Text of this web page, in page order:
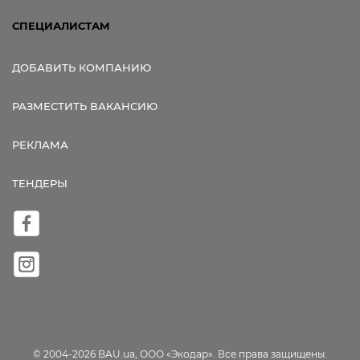
СПЕЦИАЛИСТАМ
ДОБАВИТЬ КОМПАНИЮ
РАЗМЕСТИТЬ ВАКАНСИЮ
РЕКЛАМА
ТЕНДЕРЫ
© 2004-2026 BAU.ua, ООО «Экодар». Все права защищены.